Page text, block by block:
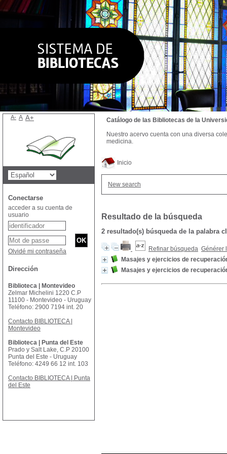
Inicio
New search
Resultado de la búsqueda
2 resultado(s) búsqueda de la palabra
Refinar búsqueda Générer
Masajes y ejercicios de
Masajes y ejercicios de
Catálogo de las Bibliotecas de la
Nuestro acervo cuenta con una diversa
medicina.
A- A A+
Conectarse
acceder a su cuenta de
usuario
Olvidé mi contraseña
Dirección
Biblioteca | Montevideo
Zelmar Michelini 1220 C.P
11100 - Montevideo - Uruguay
Teléfono: 2900 7194 int. 20
Contacto BIBLIOTECA |
Montevideo
Biblioteca | Punta del Este
Prado y Salt Lake, C.P 20100
Punta del Este - Uruguay
Teléfono: 4249 66 12 int. 103
Contacto BIBLIOTECA | Punta
del Este